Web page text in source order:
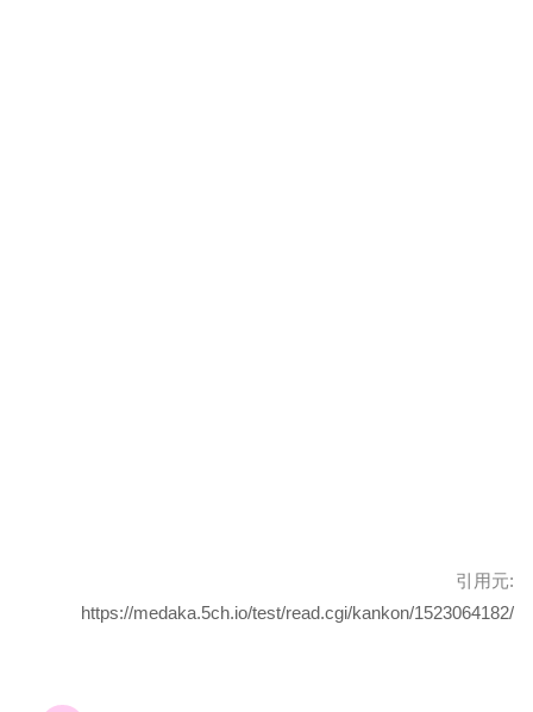
引用元:
https://medaka.5ch.io/test/read.cgi/kankon/1523064182/